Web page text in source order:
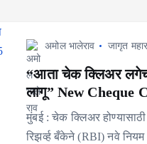
अमोल भालेराव जागृत
“आता चेक क्लिअर
लागू” New Cheque
मुंबई : चेक क्लिअर
रिझर्व्ह बँकेने (RBI) नवे